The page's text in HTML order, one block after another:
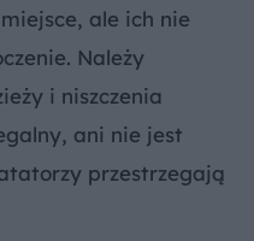
ale ich nie
Należy
i niszczenia
ani nie jest
przestrzegają